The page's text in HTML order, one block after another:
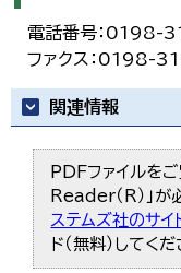
電話番号：0198-
ファクス：0198-
関連情報
PDFファイルをご
Reader（R）」
ステムズ社のサイ
ド（無料）してくだ